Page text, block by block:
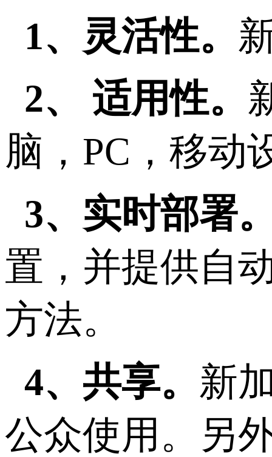
1、灵活性。
2、 适用性。
脑，PC，移动
3、实时部署
置，并提供自
方法。
4、共享。 新
公众使用。另